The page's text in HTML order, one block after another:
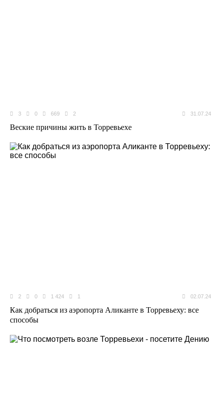
3 0 669 2 31.07.24
Веские причины жить в Торревьехе
2 0 1 424 1 02.07.24
Как добраться из аэропорта Аликанте в Торревьеху: все
способы